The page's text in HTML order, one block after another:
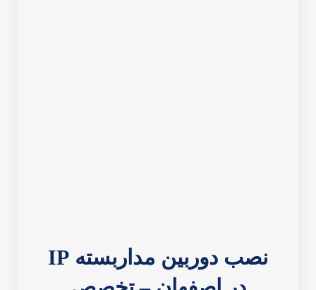
نصب دوربین مداربسته IP